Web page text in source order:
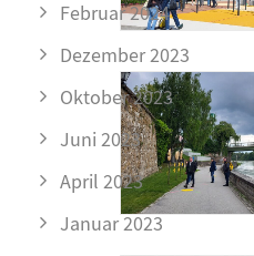
Februar 2024
Dezember 2023
Oktober 2023
Juni 2023
April 2023
Januar 2023